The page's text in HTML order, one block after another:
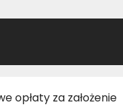
opłaty za założenie